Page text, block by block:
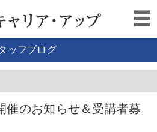
ッフブログ
のお知らせ＆受講者募